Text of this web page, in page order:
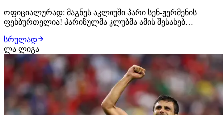
ოფიციალურად: მაგნეს აკლიუში პარი სენ-ჟერმენის
ფეხბურთელია! პარიზულმა კლუბმა ამის შესახებ
ფრანგმა ვინგერმა პარი სენ-ჟერმენთან კონტრაქტი 2031
წლამდე გააფორმა, მხარეებს შორის კი €50 მილიონიანი
გარიგება შედგა. მაგნეს აკლიუში მონაკოს აკადე…
სრულად
ლა ლიგა